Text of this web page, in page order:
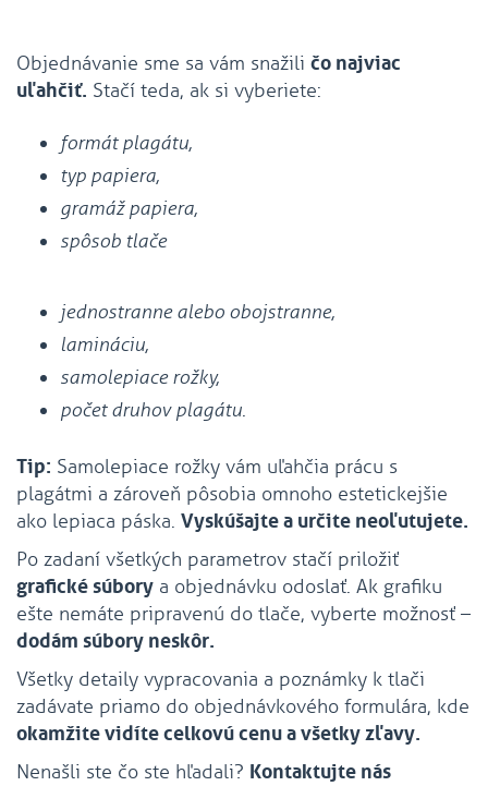
Objednávanie sme sa vám snažili čo najviac
uľahčiť. Stačí teda, ak si vyberiete:
formát plagátu,
typ papiera,
gramáž papiera,
spôsob tlače
jednostranne alebo obojstranne,
lamináciu,
samolepiace rožky,
počet druhov plagátu.
Tip: Samolepiace rožky vám uľahčia prácu s
plagátmi a zároveň pôsobia omnoho estetickejšie
ako lepiaca páska. Vyskúšajte a určite neoľutujete.
Po zadaní všetkých parametrov stačí priložiť
grafické súbory a objednávku odoslať. Ak grafiku
ešte nemáte pripravenú do tlače, vyberte možnosť –
dodám súbory neskôr.
Všetky detaily vypracovania a poznámky k tlači
zadávate priamo do objednávkového formulára, kde
okamžite vidíte celkovú cenu a všetky zľavy.
Nenašli ste čo ste hľadali? Kontaktujte nás